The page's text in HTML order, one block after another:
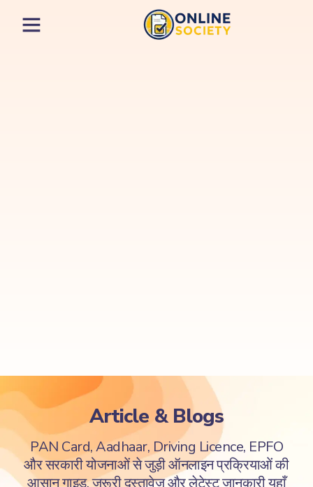
Article & Blogs
PAN Card, Aadhaar, Driving Licence, EPFO
और सरकारी योजनाओं से जुड़ी ऑनलाइन प्रक्रियाओं की
आसान गाइड, जरूरी दस्तावेज़ और लेटेस्ट जानकारी यहाँ